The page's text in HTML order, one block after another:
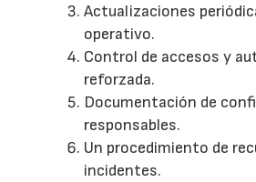
Actualizaciones
operativo.
Control de accesos y
reforzada.
Documentación de
responsables.
Un procedimiento de
incidentes.